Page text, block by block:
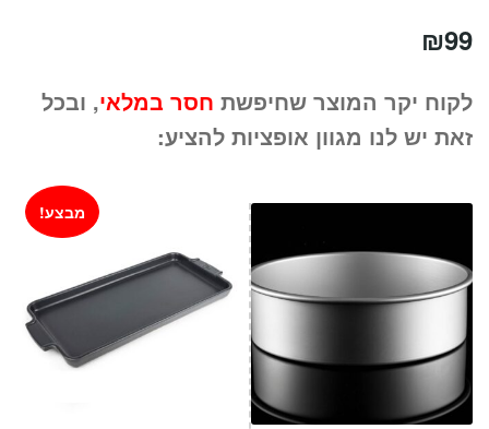
₪99
לקוח יקר המוצר שחיפשת חסר במלאי, ובכל
זאת יש לנו מגוון אופציות להציע:
מבצע!